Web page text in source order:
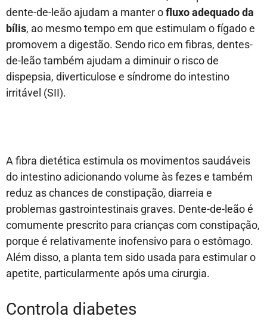
dente-de-leão ajudam a manter ofluxo adequado da
bílis, ao mesmo tempo em que estimulam o fígado e
promovem a digestão. Sendo rico em fibras, dentes-
de-leão também ajudam a diminuir o risco de
dispepsia, diverticulose e síndrome do intestino
irritável (SII).
A fibra dietética estimula os movimentos saudáveis
do intestino adicionando volume às fezes e também
reduz as chances de constipação, diarreia e
problemas gastrointestinais graves. Dente-de-leão é
comumente prescrito para crianças com constipação,
porque é relativamente inofensivo para o estômago.
Além disso, a planta tem sido usada para estimular o
apetite, particularmente após uma cirurgia.
Controla diabetes